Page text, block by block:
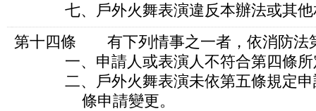
七、戶外火舞表演違反本辦法或其他
第十四條 有下列情事之一者，依消防法
一、申請人或表演人不符合第四條所
二、戶外火舞表演未依第五條規定申
條申請變更。